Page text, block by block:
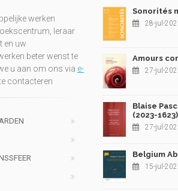
werken
leraar
en uw
beter wenst te
u aan om ons via e-
contacteren
Sonorités
28-jul-
Amours
27-jul-
Blaise
(2023-1623)
27-jul-
Belgium
15-jul-